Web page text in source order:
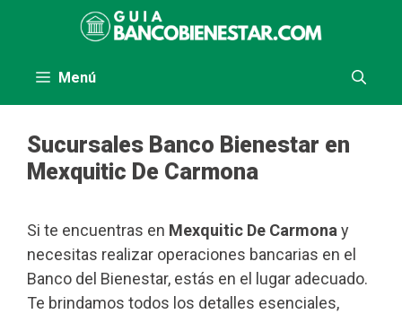
Menú
Sucursales Banco Bienestar en
Mexquitic De Carmona
Si te encuentras en Mexquitic De Carmona y
necesitas realizar operaciones bancarias en el
Banco del Bienestar, estás en el lugar adecuado.
Te brindamos todos los detalles esenciales,